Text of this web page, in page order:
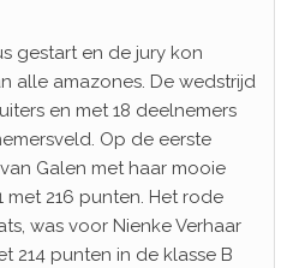
gestart en de jury kon
alle amazones. De wedstrijd
en met 18 deelnemers
Op de eerste
Galen met haar mooie
met 216 punten. Het rode
was voor Nienke Verhaar
214 punten in de klasse B